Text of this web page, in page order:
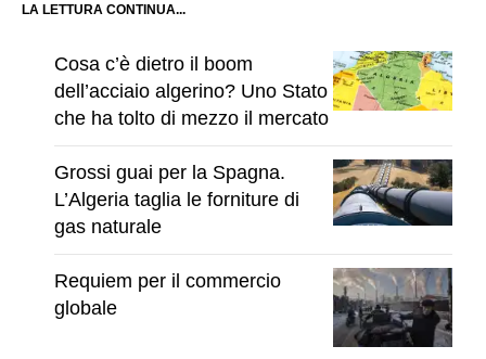
LA LETTURA CONTINUA...
Cosa c’è dietro il boom
dell’acciaio algerino? Uno Stato
che ha tolto di mezzo il mercato
Grossi guai per la Spagna.
L’Algeria taglia le forniture di
gas naturale
Requiem per il commercio
globale